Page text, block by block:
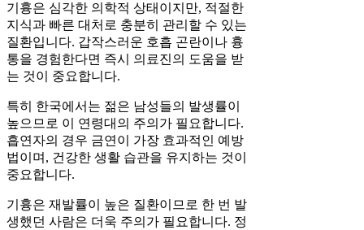
기흉은 심각한 의학적 상태이지만, 적절한
지식과 빠른 대처로 충분히 관리할 수 있는
질환입니다. 갑작스러운 호흡 곤란이나 흉
통을 경험한다면 즉시 의료진의 도움을 받
는 것이 중요합니다.
특히 한국에서는 젊은 남성들의 발생률이
높으므로 이 연령대의 주의가 필요합니다.
흡연자의 경우 금연이 가장 효과적인 예방
법이며, 건강한 생활 습관을 유지하는 것이
중요합니다.
기흉은 재발률이 높은 질환이므로 한 번 발
생했던 사람은 더욱 주의가 필요합니다. 정